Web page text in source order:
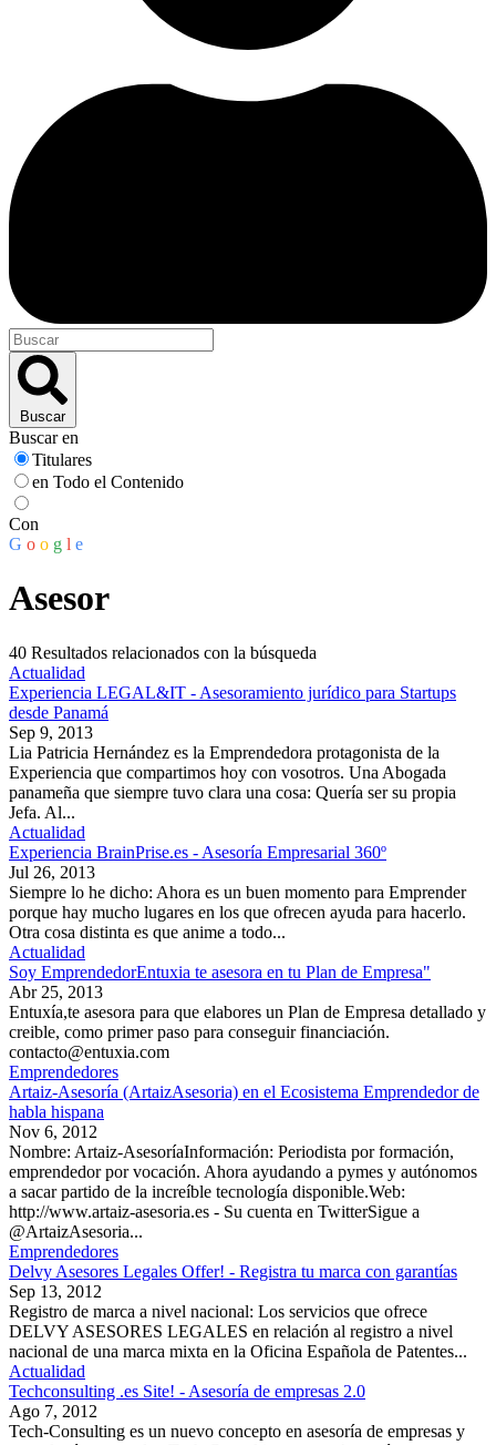
Buscar
Buscar en
Titulares
en Todo el Contenido
Con
G o o g l e
Asesor
40 Resultados relacionados con la búsqueda
Actualidad
Experiencia LEGAL&IT - Asesoramiento jurídico para Startups
desde Panamá
Sep 9, 2013
Lia Patricia Hernández es la Emprendedora protagonista de la
Experiencia que compartimos hoy con vosotros. Una Abogada
panameña que siempre tuvo clara una cosa: Quería ser su propia
Jefa. Al...
Actualidad
Experiencia BrainPrise.es - Asesoría Empresarial 360º
Jul 26, 2013
Siempre lo he dicho: Ahora es un buen momento para Emprender
porque hay mucho lugares en los que ofrecen ayuda para hacerlo.
Otra cosa distinta es que anime a todo...
Actualidad
Soy EmprendedorEntuxia te asesora en tu Plan de Empresa"
Abr 25, 2013
Entuxía,te asesora para que elabores un Plan de Empresa detallado y
creible, como primer paso para conseguir financiación.
contacto@entuxia.com
Emprendedores
Artaiz-Asesoría (ArtaizAsesoria) en el Ecosistema Emprendedor de
habla hispana
Nov 6, 2012
Nombre: Artaiz-AsesoríaInformación: Periodista por formación,
emprendedor por vocación. Ahora ayudando a pymes y autónomos
a sacar partido de la increíble tecnología disponible.Web:
http://www.artaiz-asesoria.es - Su cuenta en TwitterSigue a
@ArtaizAsesoria...
Emprendedores
Delvy Asesores Legales Offer! - Registra tu marca con garantías
Sep 13, 2012
Registro de marca a nivel nacional: Los servicios que ofrece
DELVY ASESORES LEGALES en relación al registro a nivel
nacional de una marca mixta en la Oficina Española de Patentes...
Actualidad
Techconsulting .es Site! - Asesoría de empresas 2.0
Ago 7, 2012
Tech-Consulting es un nuevo concepto en asesoría de empresas y